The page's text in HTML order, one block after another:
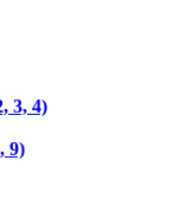
3, 4)
9)